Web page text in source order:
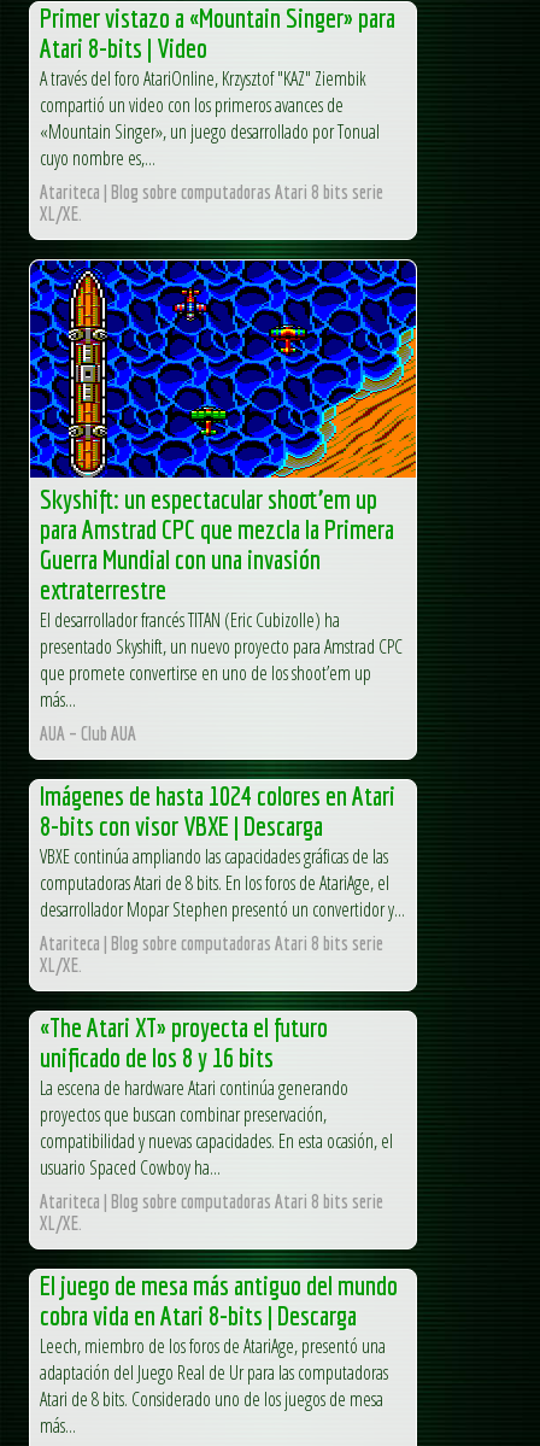
Primer vistazo a «Mountain Singer» para
Atari 8-bits | Video
A través del foro AtariOnline, Krzysztof "KAZ" Ziembik
compartió un video con los primeros avances de
«Mountain Singer», un juego desarrollado por Tonual
cuyo nombre es,...
Atariteca | Blog sobre computadoras Atari 8 bits serie
XL/XE.
Skyshift: un espectacular shoot’em up
para Amstrad CPC que mezcla la Primera
Guerra Mundial con una invasión
extraterrestre
El desarrollador francés TITAN (Eric Cubizolle) ha
presentado Skyshift, un nuevo proyecto para Amstrad CPC
que promete convertirse en uno de los shoot’em up
más...
AUA – Club AUA
Imágenes de hasta 1024 colores en Atari
8-bits con visor VBXE | Descarga
VBXE continúa ampliando las capacidades gráficas de las
computadoras Atari de 8 bits. En los foros de AtariAge, el
desarrollador Mopar Stephen presentó un convertidor y...
Atariteca | Blog sobre computadoras Atari 8 bits serie
XL/XE.
«The Atari XT» proyecta el futuro
unificado de los 8 y 16 bits
La escena de hardware Atari continúa generando
proyectos que buscan combinar preservación,
compatibilidad y nuevas capacidades. En esta ocasión, el
usuario Spaced Cowboy ha...
Atariteca | Blog sobre computadoras Atari 8 bits serie
XL/XE.
El juego de mesa más antiguo del mundo
cobra vida en Atari 8-bits | Descarga
Leech, miembro de los foros de AtariAge, presentó una
adaptación del Juego Real de Ur para las computadoras
Atari de 8 bits. Considerado uno de los juegos de mesa
más...